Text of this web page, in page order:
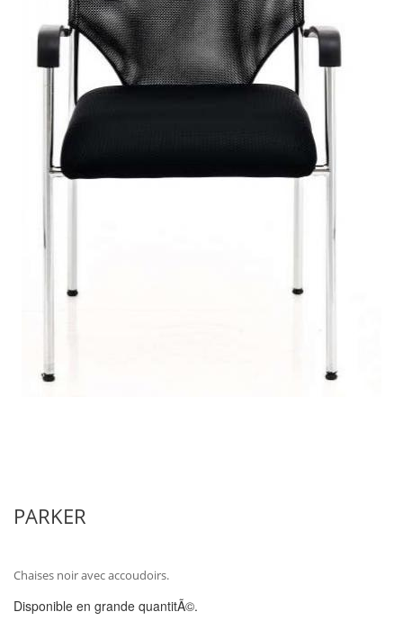
PARKER
Chaises noir avec accoudoirs.
Disponible en grande quantitÃ©.